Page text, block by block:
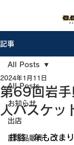
記事
All Posts
お知らせ
出店
記念品販売
All Posts
第69回岩手
人バスケッ
2024年1月11日
拝啓　年も改ま